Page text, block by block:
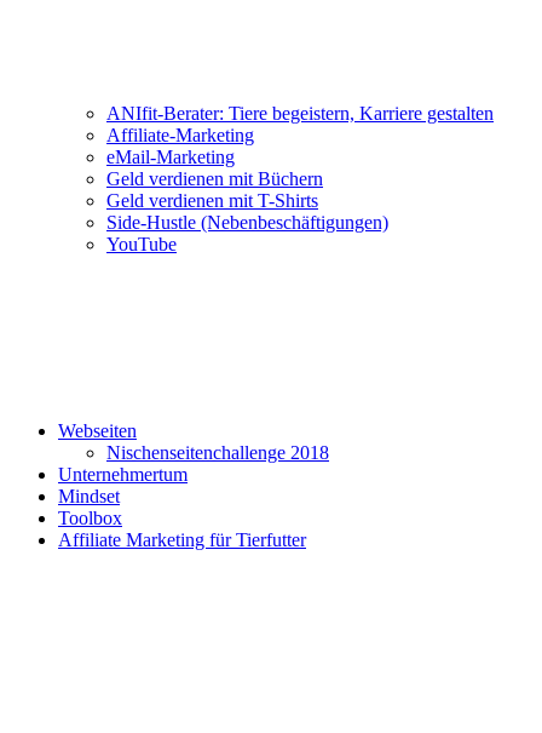
ANIfit-Berater: Tiere begeistern, Karriere gestalten
Affiliate-Marketing
eMail-Marketing
Geld verdienen mit Büchern
Geld verdienen mit T-Shirts
Side-Hustle (Nebenbeschäftigungen)
YouTube
Webseiten
Nischenseitenchallenge 2018
Unternehmertum
Mindset
Toolbox
Affiliate Marketing für Tierfutter